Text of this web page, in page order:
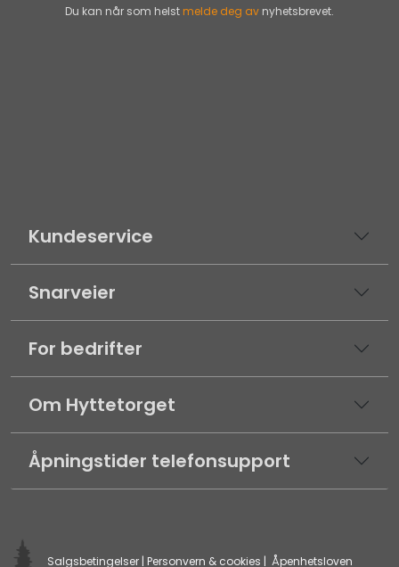
Kundeservice
Snarveier
For bedrifter
Om Hyttetorget
Åpningstider telefonsupport
Salgsbetingelser| Personvern & cookies | Åpenhetsloven
Du kan når som helst melde deg av nyhetsbrevet.